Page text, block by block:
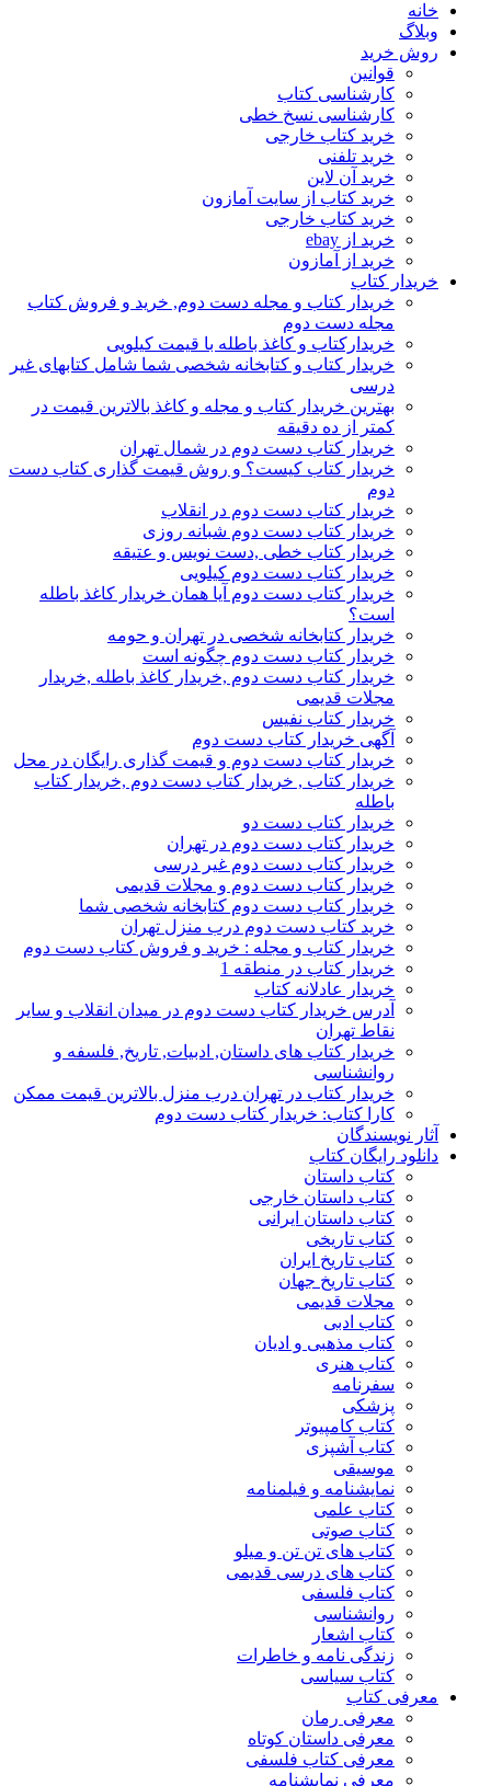
خانه
وبلاگ
روش خرید
قوانین
کارشناسی کتاب
کارشناسی نسخ خطی
خرید کتاب خارجی
خرید تلفنی
خرید آن لاین
خرید کتاب از سایت آمازون
خرید کتاب خارجی
خرید از ebay
خرید از آمازون
خریدار کتاب
خریدار کتاب و مجله دست دوم, خرید و فروش کتاب
مجله دست دوم
خریدارکتاب و کاغذ باطله با قیمت کیلویی
خریدار کتاب و کتابخانه شخصی شما شامل کتابهای غیر
درسی
بهترین خریدار کتاب و مجله و کاغذ بالاترین قیمت در
کمتر از ده دقیقه
خریدار کتاب دست دوم در شمال تهران
خریدار کتاب کیست؟ و روش قیمت گذاری کتاب دست
دوم
خریدار کتاب دست دوم در انقلاب
خریدار کتاب دست دوم شبانه روزی
خریدار کتاب خطی ,دست نویس و عتیقه
خریدار کتاب دست دوم کیلویی
خریدار کتاب دست دوم آیا همان خریدار کاغذ باطله
است؟
خریدار کتابخانه شخصی در تهران و حومه
خریدار کتاب دست دوم چگونه است
خریدار کتاب دست دوم ,خریدار کاغذ باطله ,خریدار
مجلات قدیمی
خریدار کتاب نفیس
آگهی خریدار کتاب دست دوم
خریدار کتاب دست دوم و قیمت گذاری رایگان در محل
خریدار کتاب , خریدار کتاب دست دوم ,خریدار کتاب
باطله
خریدار کتاب دست دو
خریدار کتاب دست دوم در تهران
خریدار کتاب دست دوم غیر درسی
خریدار کتاب دست دوم و مجلات قدیمی
خریدار کتاب دست دوم کتابخانه شخصی شما
خرید کتاب دست دوم درب منزل تهران
خریدار کتاب و مجله : خرید و فروش کتاب دست دوم
خریدار کتاب در منطقه 1
خریدار عادلانه کتاب
آدرس خریدار کتاب دست دوم در میدان انقلاب و سایر
نقاط تهران
خریدار کتاب های داستان, ادبیات, تاریخ, فلسفه و
روانشناسی
خریدار کتاب در تهران درب منزل بالاترین قیمت ممکن
کارا کتاب: خریدار کتاب دست دوم
آثار نویسندگان
دانلود رایگان کتاب
کتاب داستان
کتاب داستان خارجی
کتاب داستان ایرانی
کتاب تاریخی
کتاب تاریخ ایران
کتاب تاریخ جهان
مجلات قدیمی
کتاب ادبی
کتاب مذهبی و ادیان
کتاب هنری
سفرنامه
پزشکی
کتاب کامپیوتر
کتاب آشپزی
موسیقی
نمایشنامه و فیلمنامه
کتاب علمی
کتاب صوتی
کتاب های تن تن و میلو
کتاب های درسی قدیمی
کتاب فلسفی
روانشناسی
کتاب اشعار
زندگی نامه و خاطرات
کتاب سیاسی
معرفی کتاب
معرفی رمان
معرفی داستان کوتاه
معرفی کتاب فلسفی
معرفی نمایشنامه